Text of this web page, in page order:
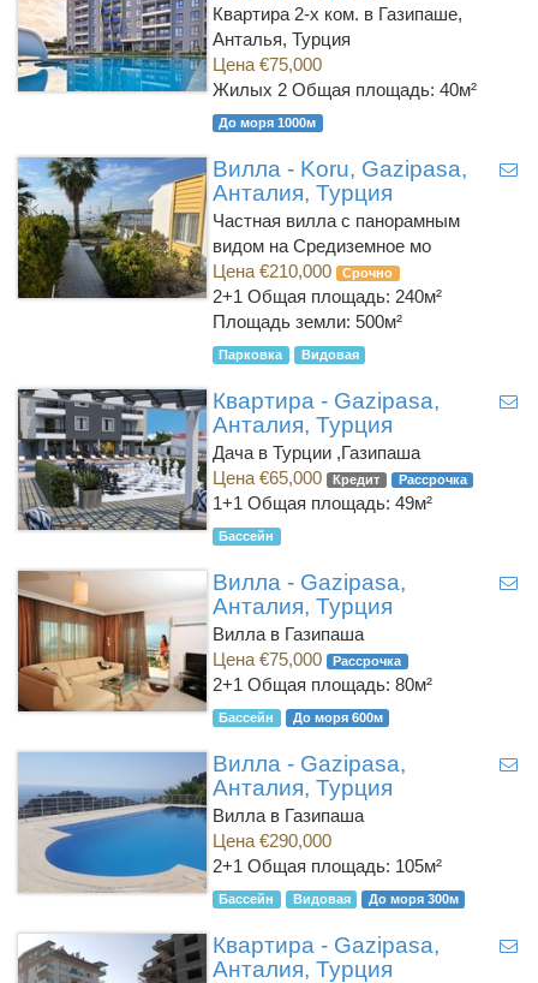
Квартира 2-х ком. в Газипаше,
Анталья, Турция
Цена €75,000
Жилых 2 Общая площадь: 40м²
До моря 1000м
Вилла - Koru, Gazipasa,
Анталия, Турция
Частная вилла с панорамным
видом на Средиземное мо
Цена €210,000
Срочно
2+1 Общая площадь: 240м²
Площадь земли: 500м²
Парковка Видовая
Квартира - Gazipasa,
Анталия, Турция
Дача в Турции ,Газипаша
Цена €65,000
Кредит Рассрочка
1+1 Общая площадь: 49м²
Бассейн
Вилла - Gazipasa,
Анталия, Турция
Вилла в Газипаша
Цена €75,000
Рассрочка
2+1 Общая площадь: 80м²
Бассейн До моря 600м
Вилла - Gazipasa,
Анталия, Турция
Вилла в Газипаша
Цена €290,000
2+1 Общая площадь: 105м²
Бассейн Видовая До моря 300м
Квартира - Gazipasa,
Анталия, Турция